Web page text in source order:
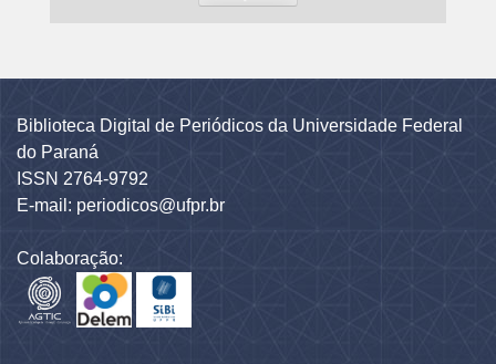
Biblioteca Digital de Periódicos da Universidade Federal
do Paraná
ISSN 2764-9792
E-mail: periodicos@ufpr.br
Colaboração: